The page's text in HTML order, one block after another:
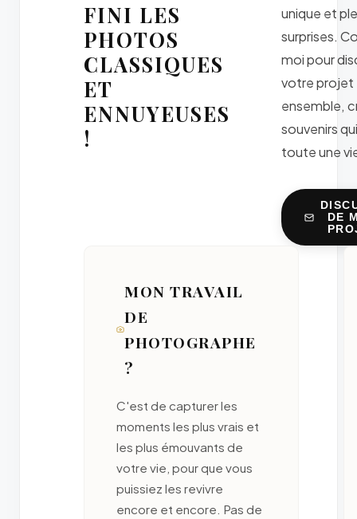
FINI LES
PHOTOS
CLASSIQUES
ET
ENNUYEUSES
!
unique et
surprises.
moi pour
votre projet
ensemble,
souvenirs
toute une
DE
MON TRAVAIL
DE
PHOTOGRAPHE
?
C'est de capturer les
moments les plus vrais et
les plus émouvants de
votre vie, pour que vous
puissiez les revivre
encore et encore. Pas de